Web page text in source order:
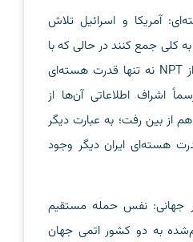
آمریکا و اسرائیل تلاش
کلی جمع کنند در حالی که با
تصمیم ایران برای خروج از NPT نه تنها قدرت هسته‌ای
اشراف اطلاعاتی آن‌ها از
از بین رفت؛ به عبارت دیگر
هسته‌ای ایران دیگر وجود
جهانی: نفس حمله مستقیم
به دو کشور اتمی جهان